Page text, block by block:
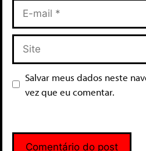
Salvar meus dados neste
vez que eu comentar.